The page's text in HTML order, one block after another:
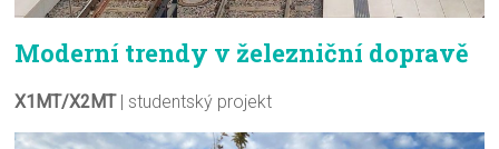
Moderní trendy v železniční dopravě
X1MT/X2MT | studentský projekt